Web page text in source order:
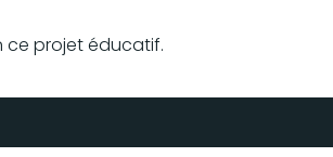
ce projet éducatif.